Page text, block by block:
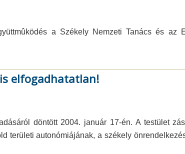
a Székely Nemzeti Tanács és az
elfogadhatatlan!
döntött 2004. január 17-én. A testület
területi autonómiájának, a székely